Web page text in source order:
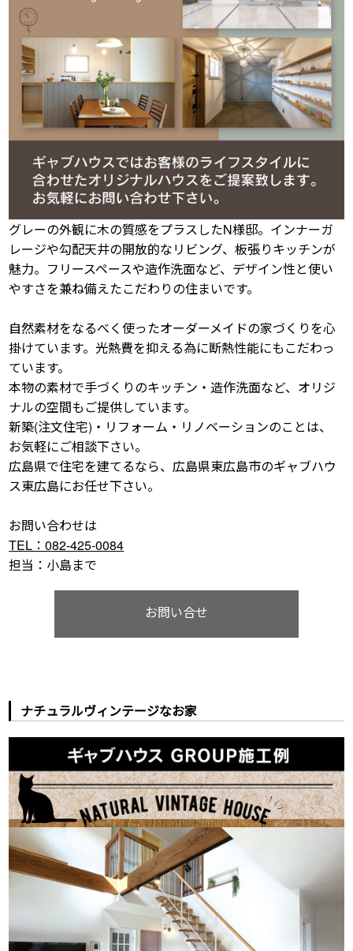
グレーの外観に木の質感をプラスしたN様邸。インナーガ
レージや勾配天井の開放的なリビング、板張りキッチンが
魅力。フリースペースや造作洗面など、デザイン性と使い
やすさを兼ね備えたこだわりの住まいです。
自然素材をなるべく使ったオーダーメイドの家づくりを心
掛けています。光熱費を抑える為に断熱性能にもこだわっ
ています。
本物の素材で手づくりのキッチン・造作洗面など、オリジ
ナルの空間もご提供しています。
新築(注文住宅)・リフォーム・リノベーションのことは、
お気軽にご相談下さい。
広島県で住宅を建てるなら、広島県東広島市のギャブハウ
ス東広島にお任せ下さい。
お問い合わせは
TEL：082-425-0084
担当：小島まで
お問い合せ
ナチュラルヴィンテージなお家